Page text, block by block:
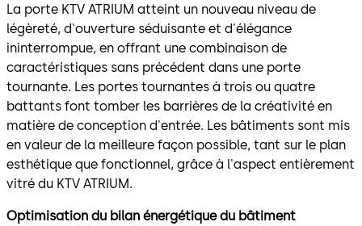
La porte KTV ATRIUM atteint un nouveau niveau de
légèreté, d'ouverture séduisante et d'élégance
ininterrompue, en offrant une combinaison de
caractéristiques sans précédent dans une porte
tournante. Les portes tournantes à trois ou quatre
battants font tomber les barrières de la créativité en
matière de conception d'entrée. Les bâtiments sont mis
en valeur de la meilleure façon possible, tant sur le plan
esthétique que fonctionnel, grâce à l'aspect entièrement
vitré du KTV ATRIUM.
Optimisation du bilan énergétique du bâtiment